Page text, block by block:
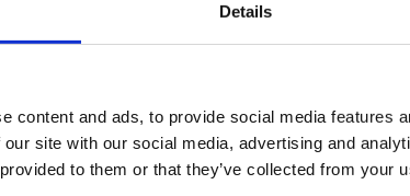
Details
content and ads, to provide social media features
site with our social media, advertising and
to them or that they’ve collected from your
– Medo das ondas;
– Seleção e autonomia em apanhar as ondas;
– Timing nas manobras;